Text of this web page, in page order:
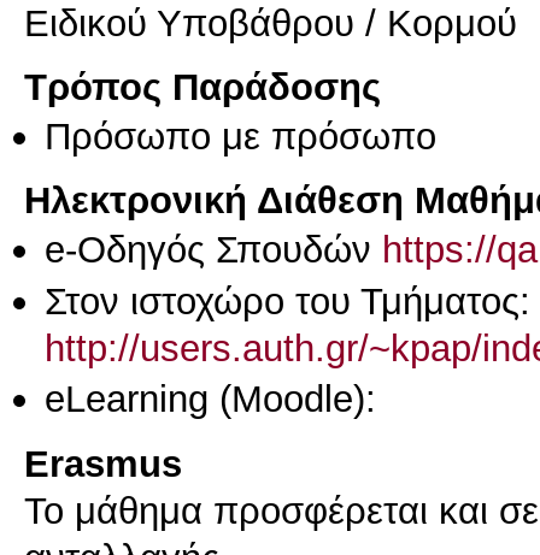
Ειδικού Υποβάθρου / Κορμού
Τρόπος Παράδοσης
Πρόσωπο με πρόσωπο
Ηλεκτρονική Διάθεση
e-Οδηγός Σπουδών https://
Στον ιστοχώρο του Τμήματος:
http://users.auth.gr/~kpap/
eLearning (Moodle):
Erasmus
Το μάθημα προσφέρεται και